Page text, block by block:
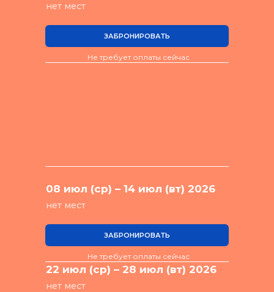
Не требует оплаты сейчас
нет мест
ЗАБРОНИРОВАТЬ
Не требует оплаты сейчас
нет мест
ЗАБРОНИРОВАТЬ
08 июл (ср) – 14 июл (вт) 2026
нет мест
22 июл (ср) – 28 июл (вт) 2026